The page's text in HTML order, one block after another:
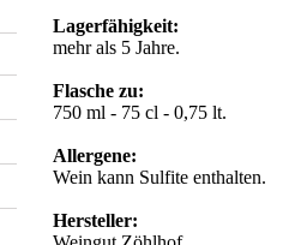
Lagerfähigkeit:
mehr als 5 Jahre.
Flasche zu:
750 ml - 75 cl - 0,75 lt.
Allergene:
Wein kann Sulfite enthalten.
Hersteller: